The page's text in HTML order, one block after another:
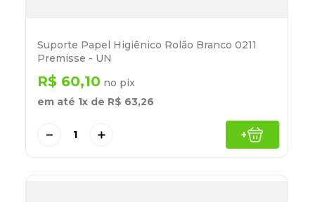
Suporte Papel Higiênico Rolão Branco 0211
Premisse - UN
R$ 60,10 no pix
em até 1x de R$ 63,26
＋
－ +